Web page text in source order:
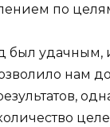
по
был удачным,
нам